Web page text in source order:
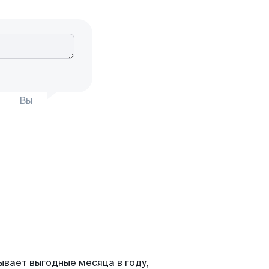
Вы
выгодные месяца в году,